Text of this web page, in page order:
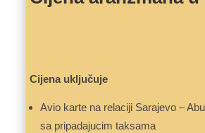
Cijena uključuje
Avio karte na relaciji Sarajevo –
sa pripadajucim taksama